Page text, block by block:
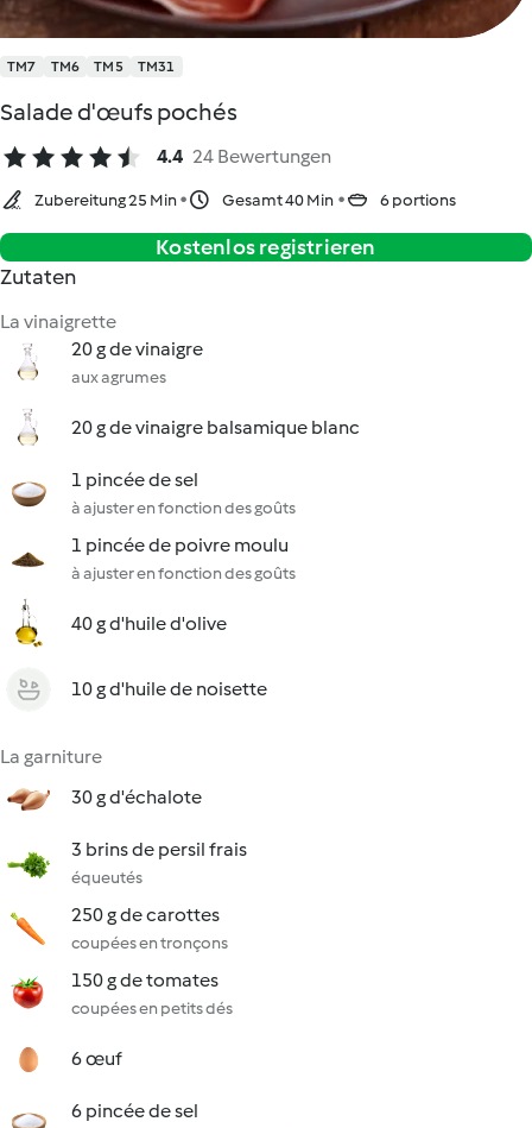
TM7 TM6 TM5 TM31
Salade d'œufs pochés
4.4 24 Bewertungen
Zubereitung 25 Min Gesamt 40 Min 6 portions
Kostenlos registrieren
Zutaten
La vinaigrette
20 g de vinaigre
aux agrumes
20 g de vinaigre balsamique blanc
1 pincée de sel
à ajuster en fonction des goûts
1 pincée de poivre moulu
à ajuster en fonction des goûts
40 g d'huile d'olive
10 g d'huile de noisette
La garniture
30 g d'échalote
3 brins de persil frais
équeutés
250 g de carottes
coupées en tronçons
150 g de tomates
coupées en petits dés
6 œuf
6 pincée de sel